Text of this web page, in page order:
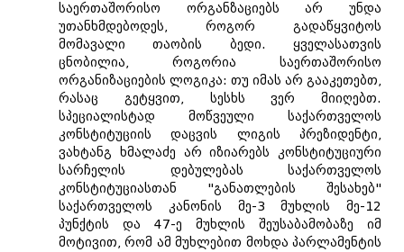
საერთაშორისო ორგანზაციებს არ უნდა
უთანხმდებოდეს, როგორ გადაწყვიტოს
მომავალი თაობის ბედი. ყველასათვის
ცნობილია, როგორია საერთაშორისო
ორგანიზაციების ლოგიკა: თუ იმას არ გააკეთებთ,
რასაც გეტყვით, სესხს ვერ მიიღებთ.
სპეციალისტად მოწვეული საქართველოს
კონსტიტუციის დაცვის ლიგის პრეზიდენტი,
ვახტანგ ხმალაძე არ იზიარებს კონსტიტუციური
სარჩელის დებულებას საქართველოს
კონსტიტუციასთან "განათლების შესახებ"
საქართველოს კანონის მე-3 მუხლის მე-12
პუნქტის და 47-ე მუხლის შეუსაბამობაზე იმ
მოტივით, რომ ამ მუხლებით მოხდა პარლამენტის